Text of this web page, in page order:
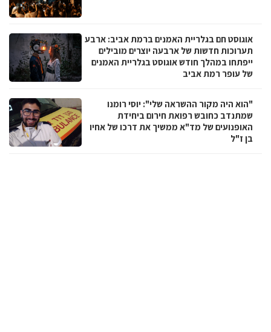
אוגוסט חם בגלריית האמנים ברמת אביב: ארבע
תערוכות חדשות של ארבעה יוצרים מובילים
ייפתחו במהלך חודש אוגוסט בגלריית האמנים
של עופר רמת אביב
"הוא היה מקור ההשראה שלי": יוסי רומנו
שמתנדב כחובש רפואת חירום ביחידת
האופנועים של מד"א ממשיך את דרכו של אחיו
בן ז"ל